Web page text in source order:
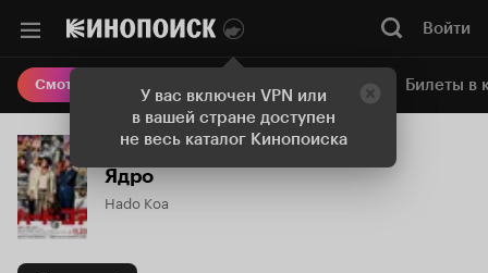
У вас включен VPN или
в вашей стране доступен
не весь каталог Кинопоиска
Войти
Смотреть кино Онлайн-кинотеатр Билеты в
Ядро
Hado Koa